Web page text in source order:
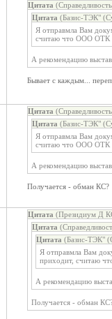
Цитата
Цитата (Базис-ТЭК"
Я отправмла Вам
считаю что ООО ОТК
А рекомендацию
Бывает с каждым...
Цитата
Цитата (Базис-ТЭК"
Я отправмла Вам
считаю что ООО ОТК
А рекомендацию
Получается - обман КС?
Цитата (Президиум Д
Цитата
Цитата (Базис-ТЭК"
Я отправмла Вам
приходит, считаю
А рекомендацию
Получается - обман